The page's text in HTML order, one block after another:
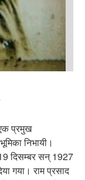
प्रमुख
निभायी।
दिसम्बर सन् 1927
गया। राम प्रसाद